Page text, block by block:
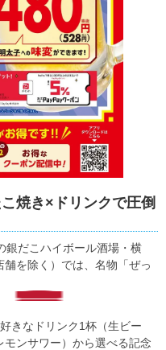
焼き×ドリンクで圧倒
銀だこハイボール酒場・横
を除く）では、名物「ぜっ
きなドリンク1杯（生ビー
ンサワー）から選べる記念